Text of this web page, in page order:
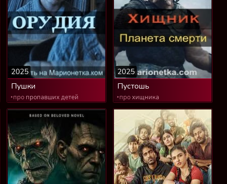
Пушки
2025
‣про пропавших детей
Пустошь
2025
‣прохищника